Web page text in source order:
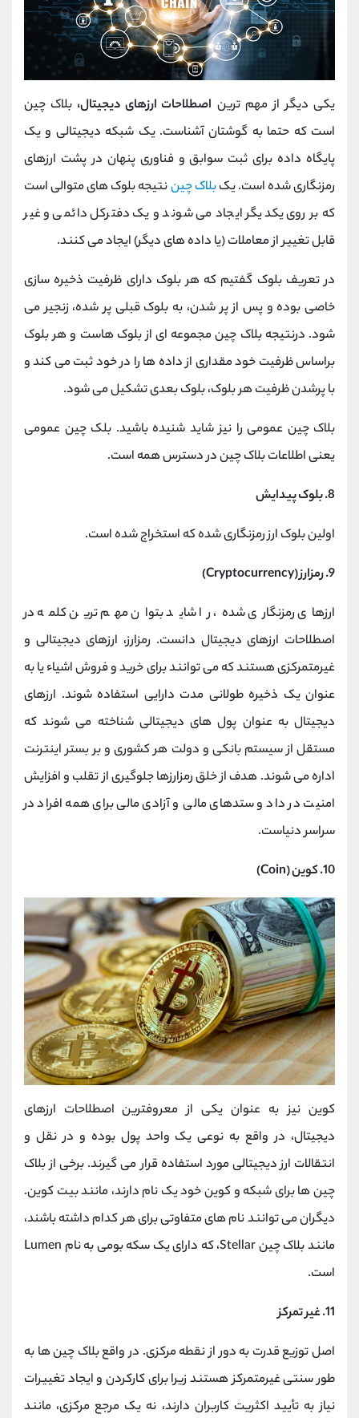
یکی دیگر از مهم ترین اصطلاحات ارزهای دیجیتال، بلاک چین
است که حتما به گوشتان آشناست. یک شبکه دیجیتالی و یک
پایگاه داده برای ثبت سوابق و فناوری پنهان در پشت ارزهای
رمزنگاری شده است. یکبلاک چیننتیجه بلوک های متوالی است
که بر روی یکدیگر ایجاد می شوند و یک دفترکل دائمی و غیر
قابل تغییر از معاملات (یا داده های دیگر) ایجاد می کنند.
در تعریف بلوک گفتیم که هر بلوک دارای ظرفیت ذخیره سازی
خاصی بوده و پس از پر شدن، به بلوک قبلی پر شده، زنجیر می
شود. درنتیجه بلاک چین مجموعه ای از بلوک هاست و هر بلوک
براساس ظرفیت خود مقداری از داده ها را در خود ثبت می کند و
با پرشدن ظرفیت هر بلوک، بلوک بعدی تشکیل می شود.
بلاک چین عمومی را نیز شاید شنیده باشید. بلک چین عمومی
یعنی اطلاعات بلاک چین در دسترس همه است.
8. بلوک پیدایش
اولین بلوک ارز رمزنگاری شده که استخراج شده است.
9. رمزارز (Cryptocurrency)
ارزهای رمزنگاری شده، را شاید بتوان مهم ترین کلمه در
اصطلاحات ارزهای دیجیتال دانست. رمزارز، ارزهای دیجیتالی و
غیرمتمرکزی هستند که می توانند برای خرید و فروش اشیاء یا به
عنوان یک ذخیره طولانی مدت دارایی استفاده شوند. ارزهای
دیجیتال به عنوان پول های دیجیتالی شناخته می شوند که
مستقل از سیستم بانکی و دولت هر کشوری و بر بستر اینترنت
اداره می ‌شوند. هدف از خلق رمزارزها جلوگیری از تقلب و افزایش
امنیت در داد و ستدهای مالی و آزادی مالی برای همه افراد در
سراسر دنیاست.
10. کوین (Coin)
کوین نیز به عنوان یکی از معروفترین اصطلاحات ارزهای
دیجیتال، در واقع به نوعی یک واحد پول بوده و در نقل و
انتقالات ارز دیجیتالی مورد استفاده قرار می گیرند. برخی از بلاک
چین ها برای شبکه و کوین خود یک نام دارند، مانند بیت کوین.
دیگران می توانند نام های متفاوتی برای هر کدام داشته باشند،
مانند بلاک چین Stellar، که دارای یک سکه بومی به نام Lumen
است.
11. غیر تمرکز
اصل توزیع قدرت به دور از نقطه مرکزی. در واقع بلاک چین ها به
طور سنتی غیرمتمرکز هستند زیرا برای کارکردن و ایجاد تغییرات
نیاز به تأیید اکثریت کاربران دارند، نه یک مرجع مرکزی، مانند